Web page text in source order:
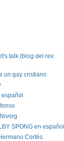
talk (blog del rev.
un gay cristiano
SPONG en español
Cortés